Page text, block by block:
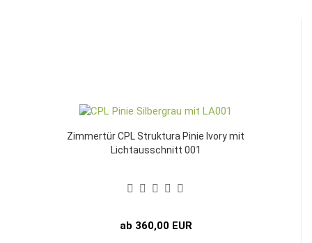
Zimmertür CPL Struktura Pinie Ivory mit
Lichtausschnitt 001
ab 360,00 EUR